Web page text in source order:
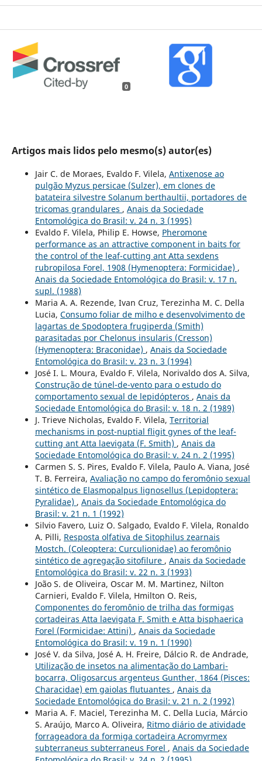
0
Artigos mais lidos pelo mesmo(s) autor(es)
Jair C. de Moraes, Evaldo F. Vilela, Antixenose ao
pulgão Myzus persicae (Sulzer), em clones de
batateira silvestre Solanum berthaultii, portadores de
tricomas grandulares , Anais da Sociedade
Entomológica do Brasil: v. 24 n. 3 (1995)
Evaldo F. Vilela, Philip E. Howse, Pheromone
performance as an attractive component in baits for
the control of the leaf-cutting ant Atta sexdens
rubropilosa Forel, 1908 (Hymenoptera: Formicidae) ,
Anais da Sociedade Entomológica do Brasil: v. 17 n.
supl. (1988)
Maria A. A. Rezende, Ivan Cruz, Terezinha M. C. Della
Lucia, Consumo foliar de milho e desenvolvimento de
lagartas de Spodoptera frugiperda (Smith)
parasitadas por Chelonus insularis (Cresson)
(Hymenoptera: Braconidae) , Anais da Sociedade
Entomológica do Brasil: v. 23 n. 3 (1994)
José I. L. Moura, Evaldo F. Vilela, Norivaldo dos A. Silva,
Construção de túnel-de-vento para o estudo do
comportamento sexual de lepidópteros , Anais da
Sociedade Entomológica do Brasil: v. 18 n. 2 (1989)
J. Trieve Nicholas, Evaldo F. Vilela, Territorial
mechanisms in post-nuptial fligit gynes of the leaf-
cutting ant Atta laevigata (F. Smith) , Anais da
Sociedade Entomológica do Brasil: v. 24 n. 2 (1995)
Carmen S. S. Pires, Evaldo F. Vilela, Paulo A. Viana, José
T. B. Ferreira, Avaliação no campo do feromônio sexual
sintético de Elasmopalpus lignosellus (Lepidoptera:
Pyralidae) , Anais da Sociedade Entomológica do
Brasil: v. 21 n. 1 (1992)
Silvio Favero, Luiz O. Salgado, Evaldo F. Vilela, Ronaldo
A. Pilli, Resposta olfativa de Sitophilus zearnais
Mostch. (Coleoptera: Curculionidae) ao feromônio
sintético de agregação sitofilure , Anais da Sociedade
Entomológica do Brasil: v. 22 n. 3 (1993)
João S. de Oliveira, Oscar M. M. Martinez, Nilton
Carnieri, Evaldo F. Vilela, Hmilton O. Reis,
Componentes do feromônio de trilha das formigas
cortadeiras Atta laevigata F. Smith e Atta bisphaerica
Forel (Formicidae: Attini) , Anais da Sociedade
Entomológica do Brasil: v. 19 n. 1 (1990)
José V. da Silva, José A. H. Freire, Dálcio R. de Andrade,
Utilização de insetos na alimentação do Lambari-
bocarra, Oligosarcus argenteus Gunther, 1864 (Pisces:
Characidae) em gaiolas flutuantes , Anais da
Sociedade Entomológica do Brasil: v. 21 n. 2 (1992)
Maria A. F. Maciel, Terezinha M. C. Della Lucia, Márcio
S. Araújo, Marco A. Oliveira, Ritmo diário de atividade
forrageadora da formiga cortadeira Acromyrmex
subterraneus subterraneus Forel , Anais da Sociedade